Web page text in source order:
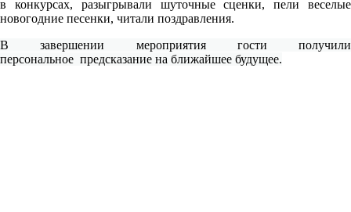
в конкурсах, разыгрывали шуточные сценки, пели веселые
новогодние песенки, читали поздравления.
В завершении мероприятия гости получили
персональное предсказание на ближайшее будущее.